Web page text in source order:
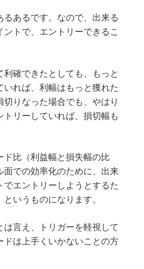
あるです。なので、出来る
トで、エントリーできるこ
利確できたとしても、もっと
れば、利幅はもっと獲れた
りなった場合でも、やはり
トリーしていれば、損切幅も
ド比（利益幅と損失幅の比
面での効率化のために、出来
でエントリーしようとするた
いうものになります。
言え、トリガーを軽視して
ドは上手くいかないことの方